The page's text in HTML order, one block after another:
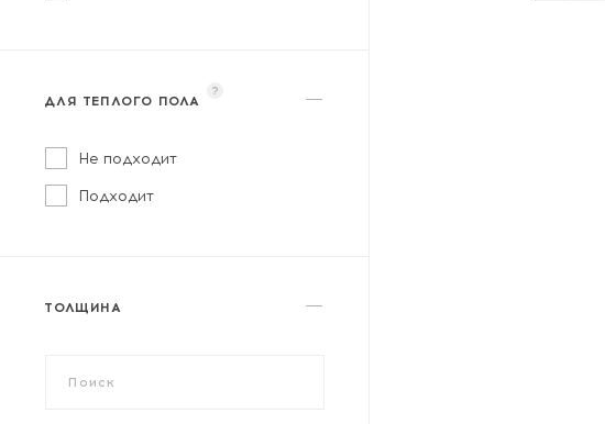
ДЛЯ ТЕПЛОГО ПОЛА
?
Не подходит
Подходит
ТОЛЩИНА